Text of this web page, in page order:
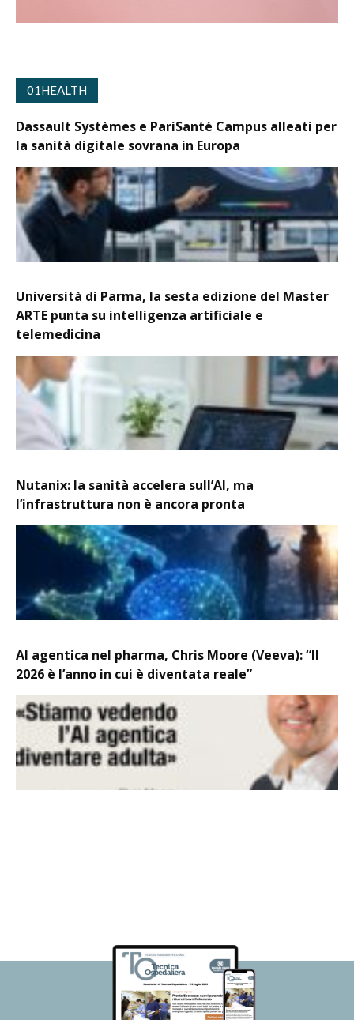
01HEALTH
Dassault Systèmes e PariSanté Campus alleati per
la sanità digitale sovrana in Europa
Università di Parma, la sesta edizione del Master
ARTE punta su intelligenza artificiale e
telemedicina
Nutanix: la sanità accelera sull’AI, ma
l’infrastruttura non è ancora pronta
AI agentica nel pharma, Chris Moore (Veeva): “Il
2026 è l’anno in cui è diventata reale”